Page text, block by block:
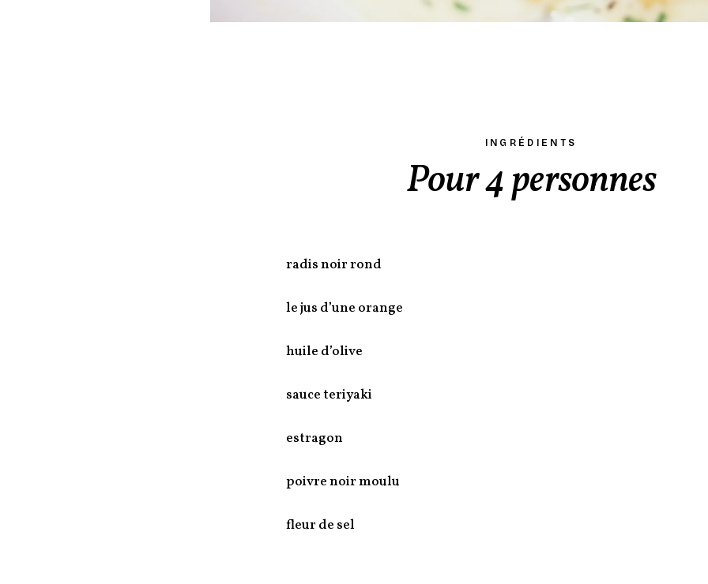
INGRÉDIENTS
Pour 4 personnes
radis noir rond
le jus d’une orange
huile d’olive
sauce teriyaki
estragon
poivre noir moulu
fleur de sel